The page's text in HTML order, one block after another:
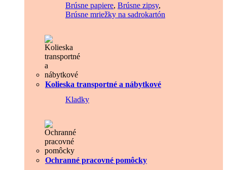
Brúsne papiere, Brúsne zipsy,
Brúsne mriežky na sadrokartón
Kolieska transportné a nábytkové
Kladky
Ochranné pracovné pomôcky